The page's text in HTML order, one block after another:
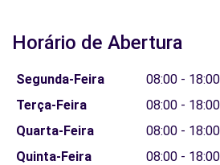
Horário de Abertura
Segunda-Feira
08:00 - 18:00
Terça-Feira
08:00 - 18:00
Quarta-Feira
08:00 - 18:00
Quinta-Feira
08:00 - 18:00